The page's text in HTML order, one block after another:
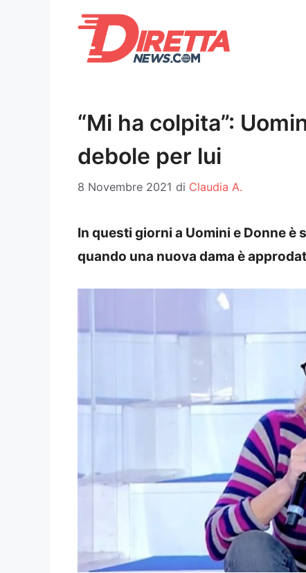
“Mi ha colpita”:
debole per lui
8 Novembre 2021 di Claudia A.
In questi giorni a Uomini e Donne
quando una nuova dama è